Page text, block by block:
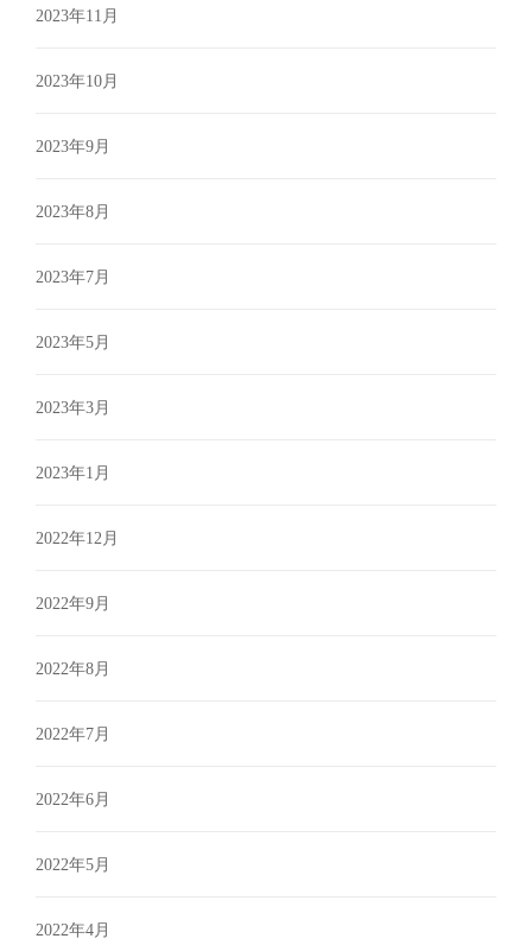
2023年11月
2023年10月
2023年9月
2023年8月
2023年7月
2023年5月
2023年3月
2023年1月
2022年12月
2022年9月
2022年8月
2022年7月
2022年6月
2022年5月
2022年4月